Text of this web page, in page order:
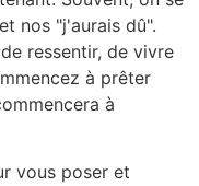
nos "j'aurais dû".
ressentir, de vivre
à prêter
à
vous poser et